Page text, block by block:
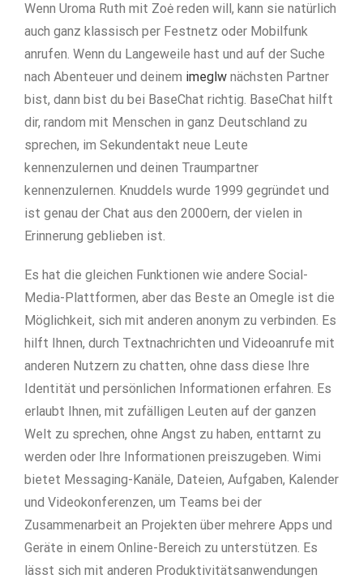
Wenn Uroma Ruth mit Zoė reden will, kann sie natürlich
auch ganz klassisch per Fest­netz oder Mobil­funk
anrufen. Wenn du Langeweile hast und auf der Suche
nach Abenteuer und deinem imeglw nächsten Partner
bist, dann bist du bei BaseChat richtig. BaseChat hilft
dir, random mit Menschen in ganz Deutschland zu
sprechen, im Sekundentakt neue Leute
kennenzulernen und deinen Traumpartner
kennenzulernen. Knuddels wurde 1999 gegründet und
ist genau der Chat aus den 2000ern, der vielen in
Erinnerung geblieben ist.
Es hat die gleichen Funktionen wie andere Social-
Media-Plattformen, aber das Beste an Omegle ist die
Möglichkeit, sich mit anderen anonym zu verbinden. Es
hilft Ihnen, durch Textnachrichten und Videoanrufe mit
anderen Nutzern zu chatten, ohne dass diese Ihre
Identität und persönlichen Informationen erfahren. Es
erlaubt Ihnen, mit zufälligen Leuten auf der ganzen
Welt zu sprechen, ohne Angst zu haben, enttarnt zu
werden oder Ihre Informationen preiszugeben. Wimi
bietet Messaging-Kanäle, Dateien, Aufgaben, Kalender
und Videokonferenzen, um Teams bei der
Zusammenarbeit an Projekten über mehrere Apps und
Geräte in einem Online-Bereich zu unterstützen. Es
lässt sich mit anderen Produktivitätsanwendungen